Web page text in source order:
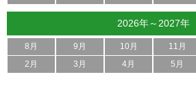
2026年～2027年
8月 9月 10月 11月
2月
3月 4月 5月